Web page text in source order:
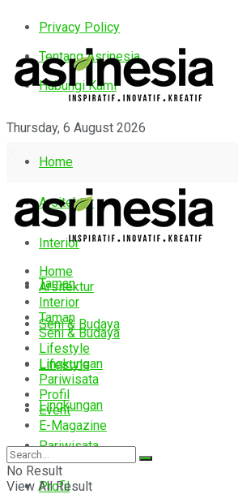
Privacy Policy
Tentang Asrinesia
Hubungi Kami
Thursday, 6 August 2026
Home
Arsitektur
Interior
Taman
Seni & Budaya
Lifestyle
Lingkungan
Pariwisata
Profil
Home
Arsitektur
Interior
Taman
Seni & Budaya
Lifestyle
Lingkungan
Pariwisata
Profil
Event
E-Magazine
No Result
View All Result